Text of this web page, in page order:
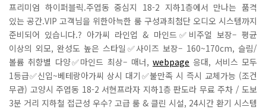
프리미엄 하이퍼블릭.주엽동 중심지 18-2 지하1층에서 만나는 품격
있는 공간.VIP 고객님을 위한아늑한 룸 구성과최첨단 오디오 시스템까지
준비되어 있습니다.? 아가씨 라인업 & 마인드✅비주얼 보장– 평균
이상의 외모, 완성도 높은 스타일✅사이즈 보장– 160~170cm, 슬림/
볼륨 취향별 다양✅마인드 최상– 매너,webpage 응대, 서비스 모두
1등급✅신입~베테랑아가씨 상시 대기✅불만족 시 즉시 교체가능 (조건
무관) 고양시 주엽동 18-2 서현프라자 지하1층 판도라 무료 주차 / 도보
3분 거리 지하철 접근성 우수? 고급 룸 & 클린 시설, 24시간 환기 시스템